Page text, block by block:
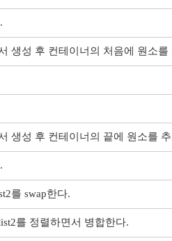
생성 후 컨테이너의 처음에 원소를
생성 후 컨테이너의 끝에 원소를
를 swap한다.
를 정렬하면서 병합한다.